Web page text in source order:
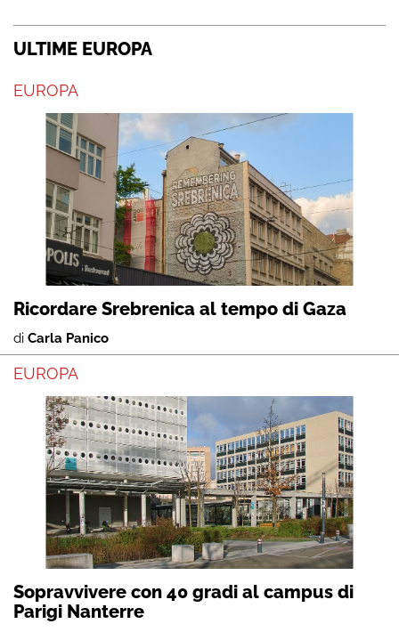
ULTIME EUROPA
EUROPA
Ricordare Srebrenica al tempo di Gaza
di Carla Panico
EUROPA
Sopravvivere con 40 gradi al campus di
Parigi Nanterre